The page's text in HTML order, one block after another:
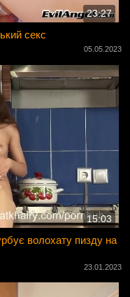
23:27
секс
05.05.2023
15:03
волохату пизду на
23.01.2023